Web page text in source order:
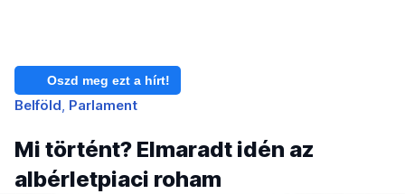
Oszd meg ezt a hírt!
Belföld Parlament
Mi történt? Elmaradt idén az
albérletpiaci roham